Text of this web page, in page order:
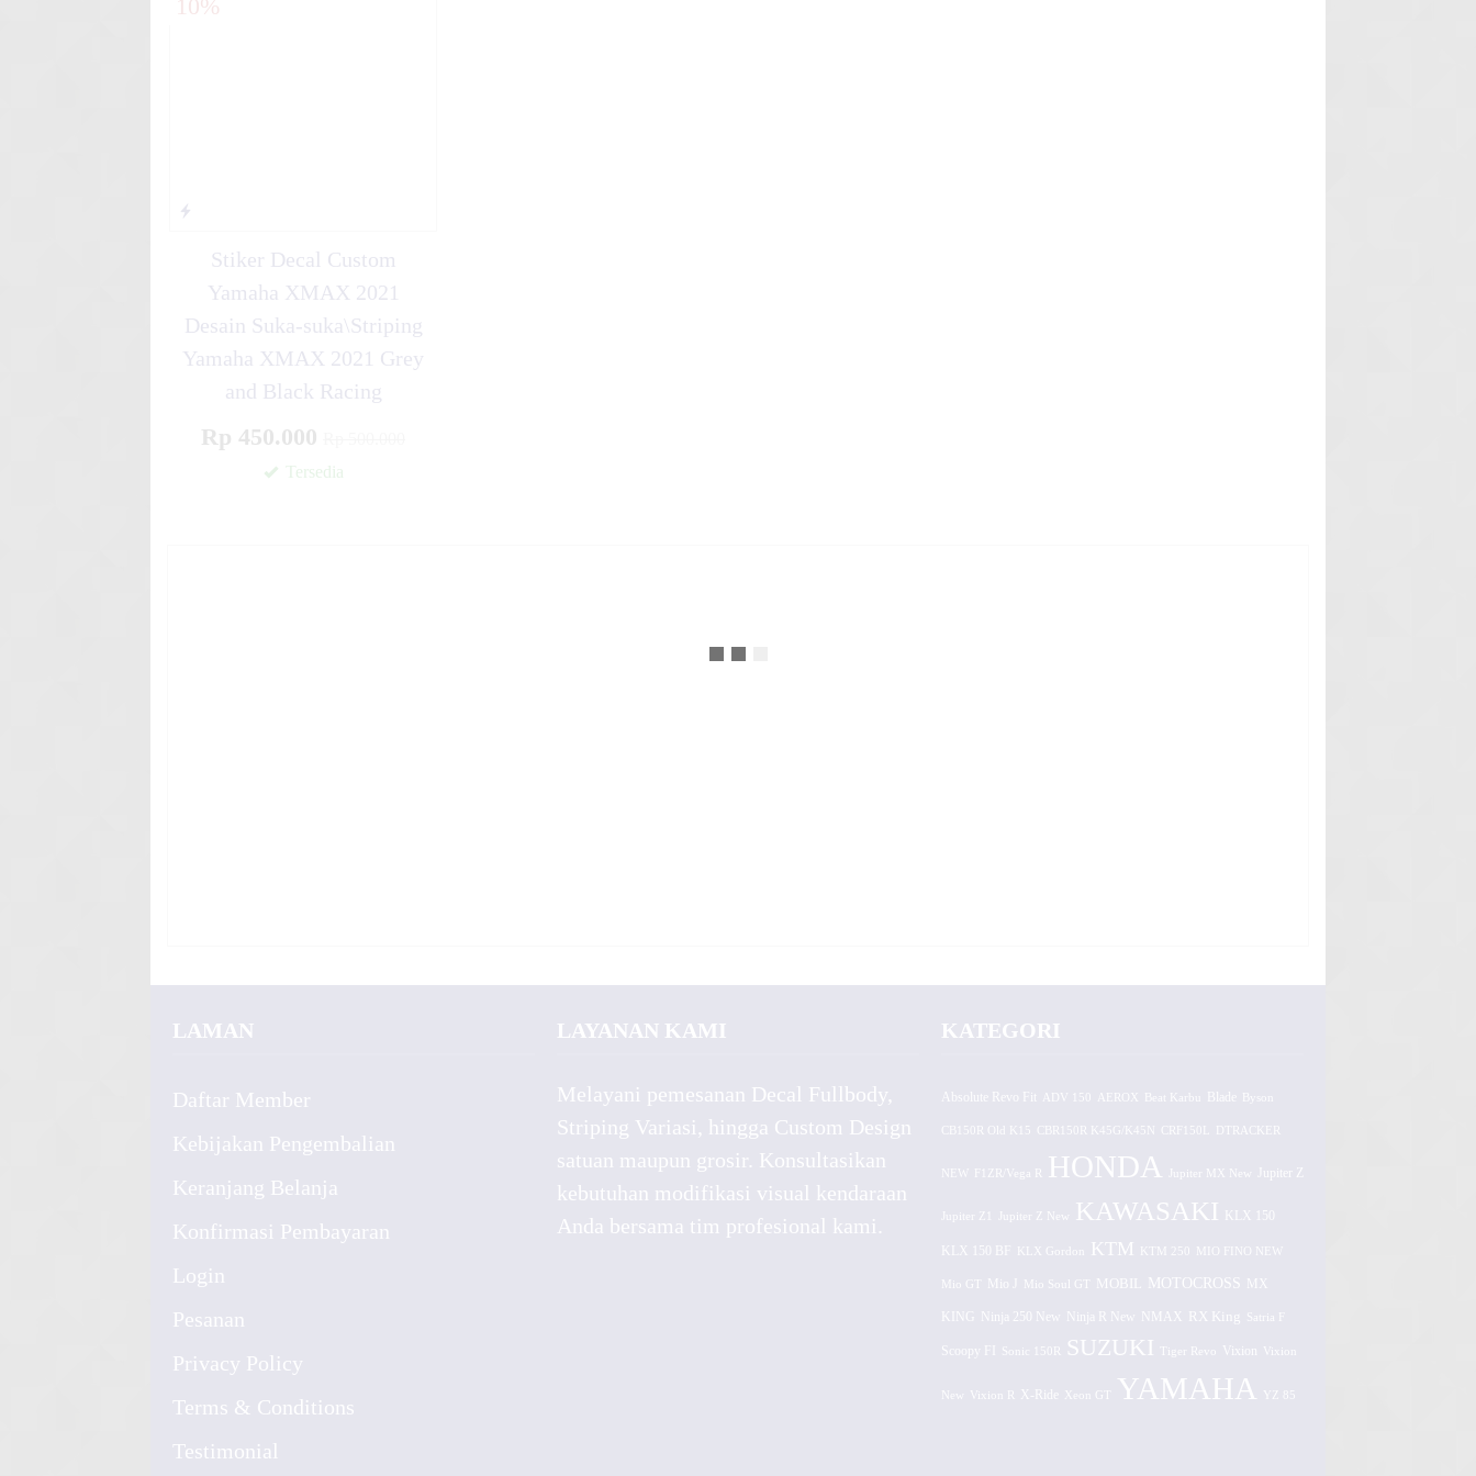
10%
Stiker Decal Custom
Yamaha XMAX 2021
Desain Suka-suka\Striping
Yamaha XMAX 2021 Grey
and Black Racing
Rp 450.000
Tersedia
LAMAN
Daftar Member
Kebijakan Pengembalian
Keranjang Belanja
Konfirmasi Pembayaran
Login
Pesanan
Privacy Policy
Terms & Conditions
Testimonial
LAYANAN KAMI
Melayani pemesanan Decal Fullbody,
Striping Variasi, hingga Custom Design
satuan maupun grosir. Konsultasikan
kebutuhan modifikasi visual kendaraan
Anda bersama tim profesional kami.
KATEGORI
Absolute Revo Fit ADV 150 AEROX
CB150R Old K15 CBR150R K45G/K45N CRF150L DTRACKER
NEW F1ZR/Vega R HONDA Jupiter MX New Jupiter Z
Jupiter Z1 Jupiter Z New KAWASAKI KLX 150
KLX 150 BF KLX Gordon KTM KTM 250 MIO FINO NEW
Mio GT Mio J Mio Soul GT MOBIL MOTOCROSS MX
KING Ninja 250 New Ninja R New NMAX RX King Satria F
Scoopy FI Sonic 150R SUZUKI Tiger Revo Vixion Vixion
Vixion R X-Ride Xeon GT YAMAHA YZ 85